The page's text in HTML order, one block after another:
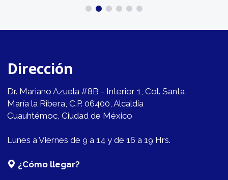
Dirección
Dr. Mariano Azuela #8B - Interior 1, Col. Santa
María la Ribera, C.P. 06400, Alcaldía
Cuauhtémoc, Ciudad de México
Lunes a Viernes de 9 a 14 y de 16 a 19 Hrs.
¿Cómo llegar?